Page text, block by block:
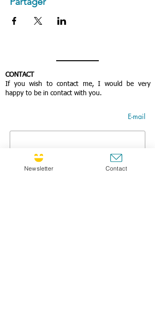
CONTACT
If you wish to contact me, I would be very
happy to be in contact with you.
E-mail
Newsletter Contact